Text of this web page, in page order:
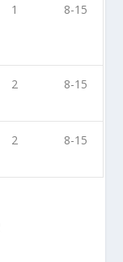
1
8-15
2 8-15
2 8-15